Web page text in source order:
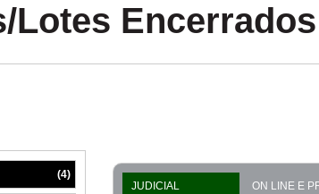
Lotes Encerrados
(4)
JUDICIAL